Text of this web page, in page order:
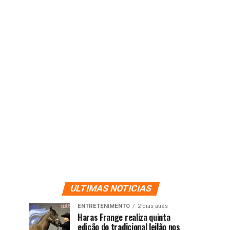
ULTIMAS NOTICIAS
ENTRETENIMENTO 2 dias atrás
Haras Frange realiza quinta
edição do tradicional leilão nos